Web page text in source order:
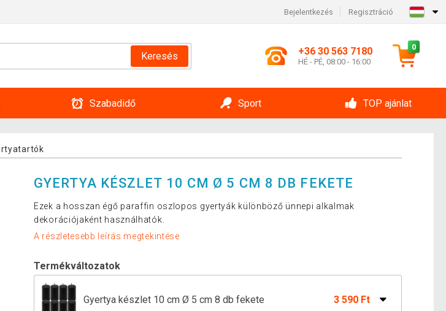
Bejelentkezés Regisztráció
Keresés +36 30 563 7180
HÉ - PÉ, 08:00 - 16:00
0
Szabadidő Sport TOP ajánlat
GYERTYA KÉSZLET 10 CM Ø 5 CM 8 DB FEKETE
Ezek a hosszan égő paraffin oszlopos gyertyák különböző ünnepi alkalmak
dekorációjaként használhatók.
A részletesebb leírás megtekintése
Termékváltozatok
Gyertya készlet 10 cm Ø 5 cm 8 db fekete 3 590 Ft